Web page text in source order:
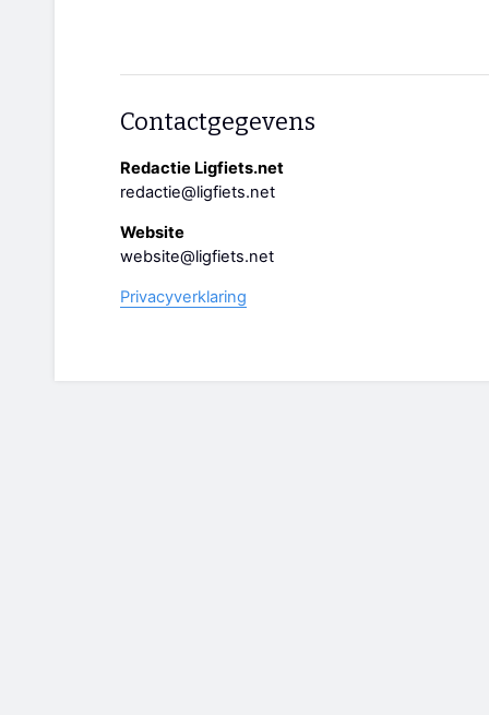
Contactgegevens
Redactie Ligfiets.net
redactie@ligfiets.net
Website
website@ligfiets.net
Privacyverklaring